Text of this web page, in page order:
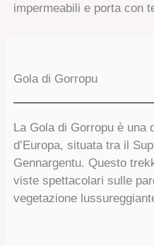
impermeabili e porta con
Gola di Gorropu
La Gola di Gorropu è una
d’Europa, situata tra il
Gennargentu. Questo
viste spettacolari sulle
vegetazione